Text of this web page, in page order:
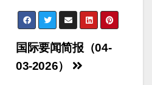
国际要闻简报（04-
03-2026）